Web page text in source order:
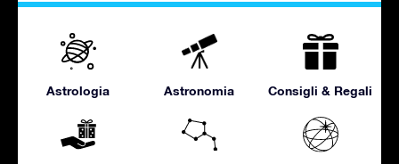
Astrologia Astronomia Consigli & Regali